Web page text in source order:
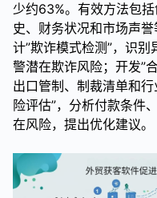
少约63%。有效方法包
史、财务状况和市场声
计”欺诈模式检测”，识
警潜在欺诈风险；开发”
出口管制、制裁清单和
险评估”，分析付款条件
在风险，提出优化建议。